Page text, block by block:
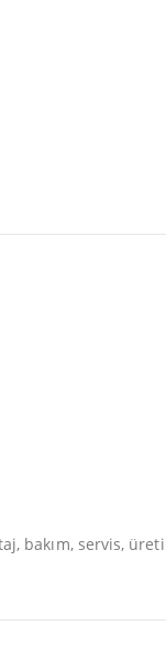
bakım, servis,